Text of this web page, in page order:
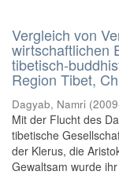
Vergleich von
wirtschaftlichen
tibetisch-
Region Tibet,
Dagyab, Namri (
Mit der Flucht des
tibetische
der Klerus, die
Gewaltsam wurde